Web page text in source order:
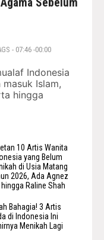
- 07:46 -00:00
Indonesia
Islam,
hingga
10 Artis Wanita
yang Belum
di Usia Matang
2026, Ada Agnez
hingga Raline Shah
Bahagia! 3 Artis
di Indonesia Ini
Menikah Lagi